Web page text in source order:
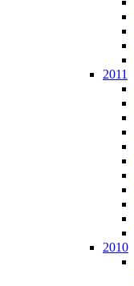
2011
2010